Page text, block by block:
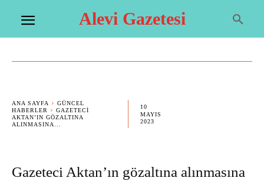
Alevi Gazetesi
ANA SAYFA
GÜNCEL
HABERLER
GAZETECI
AKTAN’IN GÖZALTINA
ALINMASINA...
10
MAYIS
2023
Gazeteci Aktan’ın gözaltına alınmasına